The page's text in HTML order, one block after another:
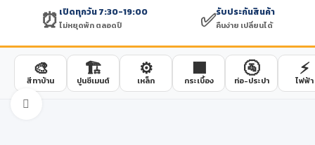
⏰ เปิดทุกวัน 7:30-19:00
ไม่หยุดพัก ตลอดปี ✅รับประกันสินค้า
คืนง่าย เปลี่ยนได้
🎨
สีทาบ้าน
🏗️
ปูนซีเมนต์
⚙️
เหล็ก
🟫
กระเบื้อง
🚰
ท่อ-ประปา
⚡
ไฟฟ้า
Click to enlarge